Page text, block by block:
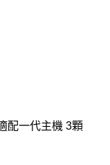
配一代主機 3顆